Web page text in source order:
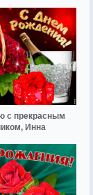
с прекрасным
Инна